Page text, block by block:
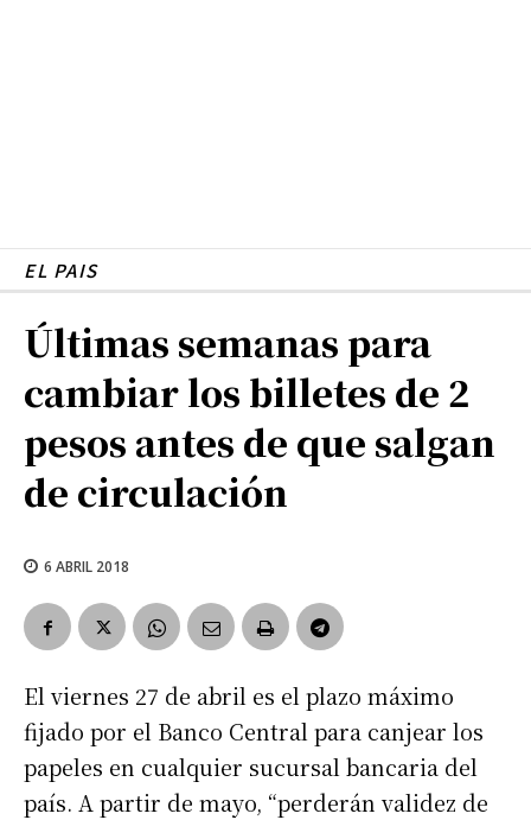
EL PAIS
Últimas semanas para
cambiar los billetes de 2
pesos antes de que salgan
de circulación
6 ABRIL 2018
El viernes 27 de abril es el plazo máximo
fijado por el Banco Central para canjear los
papeles en cualquier sucursal bancaria del
país. A partir de mayo, “perderán validez de